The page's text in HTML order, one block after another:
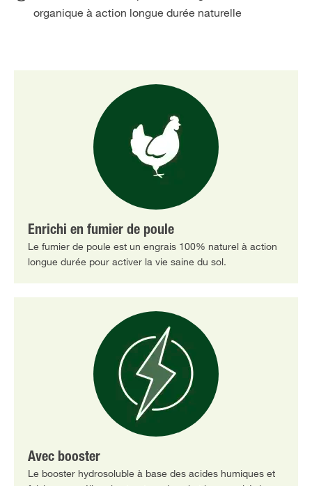
organique à action longue durée naturelle
Enrichi en fumier de poule
Le fumier de poule est un engrais 100% naturel à action
longue durée pour activer la vie saine du sol.
Avec booster
Le booster hydrosoluble à base des acides humiques et